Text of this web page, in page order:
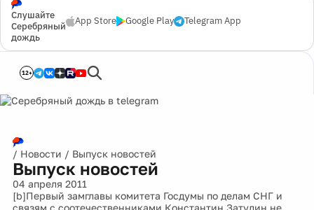
Слушайте
Серебряный
дождь
App Store Google Play Telegram App
12+
/ Новости / Выпуск новостей
Выпуск новостей
04 апреля 2011
[b]Первый замглавы комитета Госдумы по делам СНГ и